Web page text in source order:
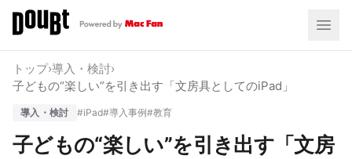
トップ›導入・検討›
子どもの“楽しい”を引き出す「文房具としてのiPad」
導入・検討 #iPad#導入事例#教育
子どもの“楽しい”を引き出す「文房